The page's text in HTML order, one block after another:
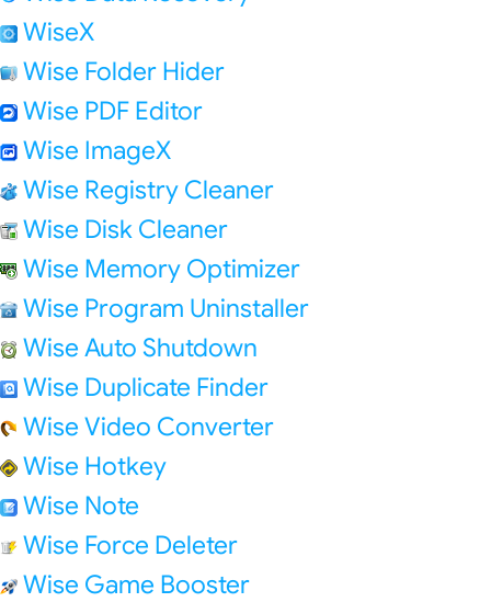
WiseX
Wise Folder Hider
Wise PDF Editor
Wise ImageX
Wise Registry Cleaner
Wise Disk Cleaner
Wise Memory Optimizer
Wise Program Uninstaller
Wise Auto Shutdown
Wise Duplicate Finder
Wise Video Converter
Wise Hotkey
Wise Note
Wise Force Deleter
Wise Game Booster